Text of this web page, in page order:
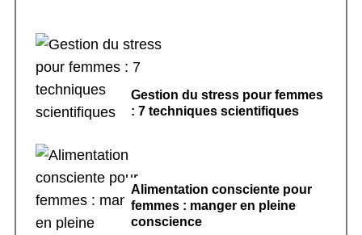
Gestion du stress pour femmes
: 7 techniques scientifiques
Alimentation consciente pour
femmes : manger en pleine
conscience